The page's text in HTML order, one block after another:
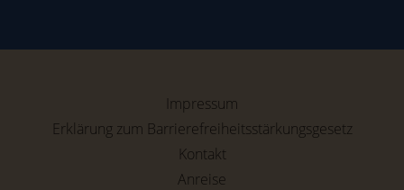
Impressum
Erklärung zum Barrierefreiheitsstärkungsgesetz
Kontakt
Anreise